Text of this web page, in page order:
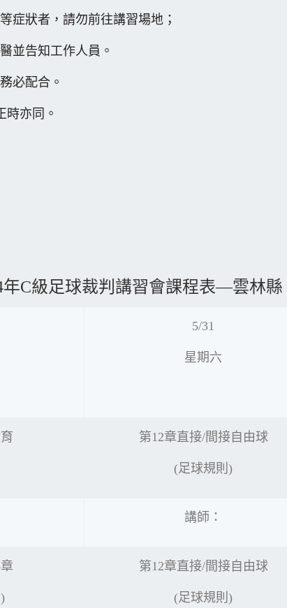
狀者，請勿前往講習場地；
並告知工作人員。
必配合。
時亦同。
年C級足球裁判講習會課程表—雲林縣
5/31
星期六
第12章直接/間接自由球
(足球規則)
講師：
第12章直接/間接自由球
(足球規則)